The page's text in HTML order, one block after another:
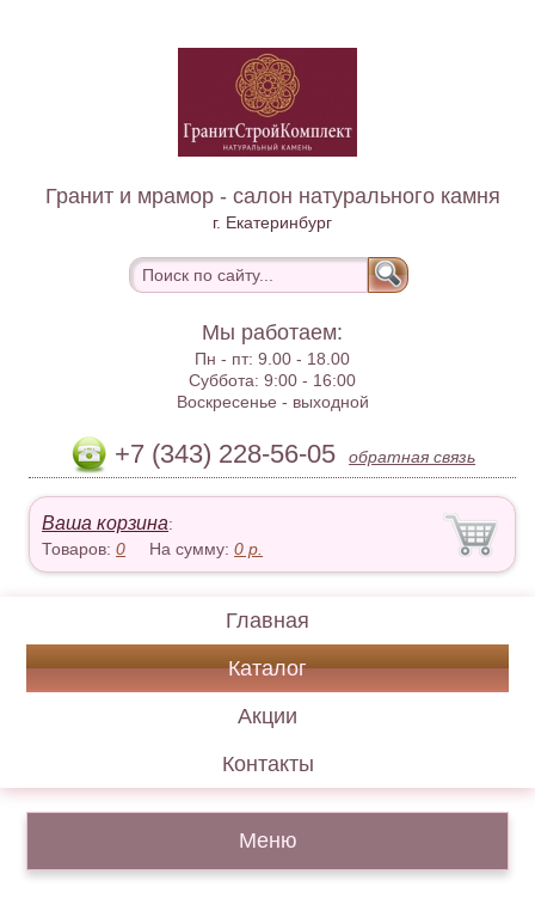
Гранит и мрамор - салон натурального камня
г. Екатеринбург
Мы работаем:
Пн - пт:9.00 - 18.00
Суббота:9:00 - 16:00
Воскресенье - выходной
+7 (343) 228-56-05 обратная связь
Ваша корзина:
Товаров:0 На сумму:0 р.
Главная
Каталог
Акции
Контакты
Меню